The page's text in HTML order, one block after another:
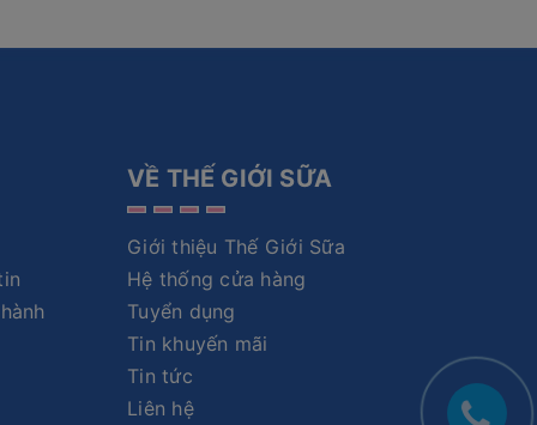
VỀ THẾ GIỚI SỮA
Giới thiệu Thế Giới Sữa
Hệ thống cửa hàng
Tuyển dụng
Tin khuyến mãi
Tin tức
Liên hệ